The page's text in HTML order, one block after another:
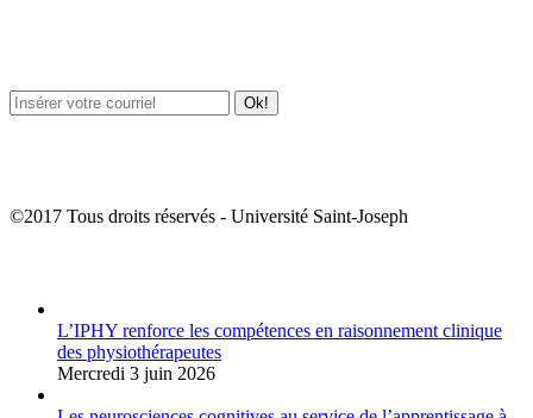
©2017 Tous droits réservés - Université Saint-Joseph
L’IPHY renforce les compétences en raisonnement clinique
des physiothérapeutes
Mercredi 3 juin 2026